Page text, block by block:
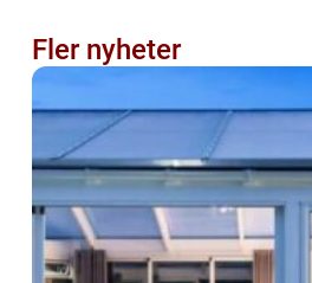
Fler nyheter